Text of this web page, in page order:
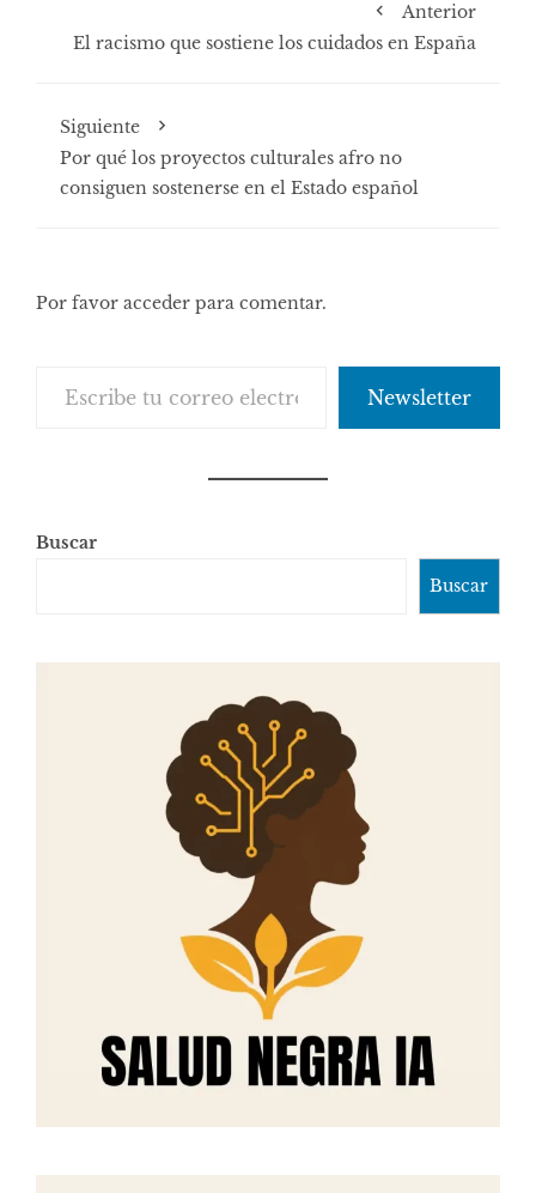
Anterior
El racismo que sostiene los cuidados en España
Siguiente
Por qué los proyectos culturales afro no
consiguen sostenerse en el Estado español
Por favor acceder para comentar.
Newsletter
Buscar
Buscar